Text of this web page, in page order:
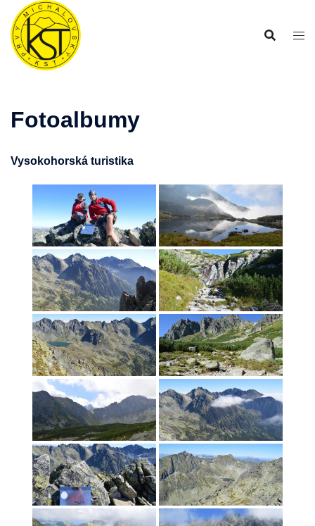
Preskočiť
obsah
Fotoalbumy
Vysokohorská turistika